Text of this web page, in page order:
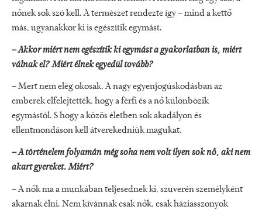
nőnek sok szó kell. A természet rendezte így – mind a kettő
más, ugyanakkor ki is egészítik egymást.
– Akkor miért nem egészítik ki egymást a gyakorlatban is, miért
válnak el? Miért élnek egyedül tovább?
– Mert nem elég okosak. A nagy egyenjogúskodásban az
emberek elfelejtették, hogy a férfi és a nő különbözik
egymástól. S hogy a közös életben sok akadályon és
ellentmondáson kell átverekedniük magukat.
– A történelem folyamán még soha nem volt ilyen sok nő, aki nem
akart gyereket. Miért?
– A nők ma a munkában teljesednek ki, szuverén személyként
akarnak élni. Nem kívánnak csak nők, csak háziasszonyok